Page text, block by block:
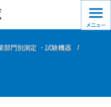
部門別測定 ・試験機器